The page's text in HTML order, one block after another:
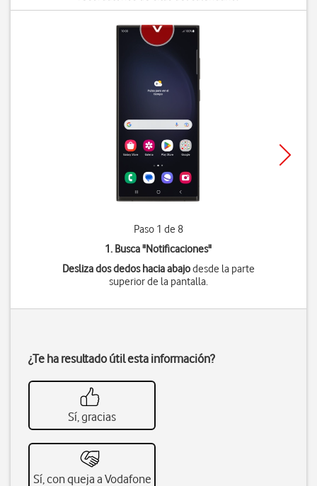
Paso 1 de 8
1. Busca "Notificaciones"
Desliza dos dedos hacia abajodesde la parte
superior de la pantalla.
¿Te ha resultado útil esta información?
Sí, gracias
Sí, con queja a Vodafone